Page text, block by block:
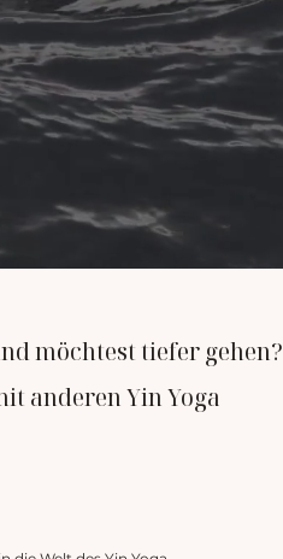
möchtest tiefer gehen?
anderen Yin Yoga